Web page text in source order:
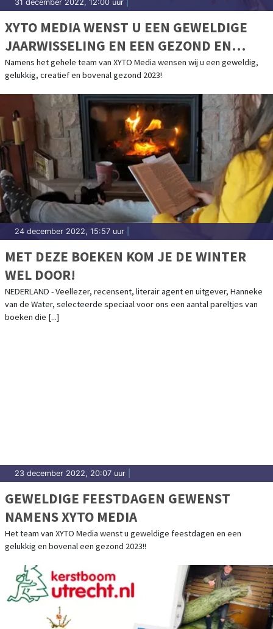
31 december 2022, 12:00 uur
XYTO MEDIA WENST U EEN GEWELDIGE
JAARWISSELING EN EEN GEZOND EN
CREATIEF 2023
Namens het gehele team van XYTO Media wensen wij u een geweldig,
gelukkig, creatief en bovenal gezond 2023!
24 december 2022, 15:57 uur
MET DEZE BOEKEN KOM JE DE WINTER
WEL DOOR!
NEDERLAND - Veellezer, recensent, literair agent en uitgever, Hanneke
van de Water, selecteerde speciaal voor ons een aantal pareltjes van
boeken die [...]
23 december 2022, 20:07 uur
GEWELDIGE FEESTDAGEN GEWENST
NAMENS XYTO MEDIA
Het team van XYTO Media wenst u geweldige feestdagen en een
gelukkig en bovenal een gezond 2023!!